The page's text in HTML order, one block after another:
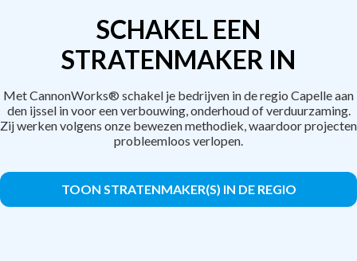
SCHAKEL EEN
STRATENMAKER IN
Met CannonWorks® schakel je bedrijven in de regio Capelle aan
den ijssel in voor een verbouwing, onderhoud of verduurzaming.
Zij werken volgens onze bewezen methodiek, waardoor projecten
probleemloos verlopen.
TOON STRATENMAKER(S) IN DE REGIO